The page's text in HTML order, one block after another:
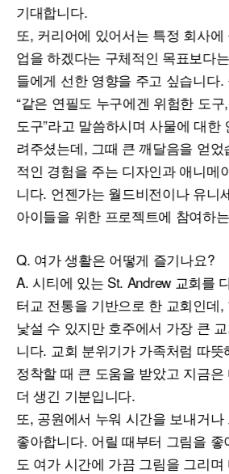
기대합니다.
또, 커리어에 있어서는 특정 회사
업을 하겠다는 구체적인 목표보다
들에게 선한 영향을 주고 싶습니다
“같은 연필도 누구에겐 위험한 도
도구”라고 말씀하시며 사물에 대한
려주셨는데, 그때 큰 깨달음을 얻
적인 경험을 주는 디자인과 애니메
니다. 언젠가는 월드비전이나 유니
아이들을 위한 프로젝트에 참여하
Q. 여가 생활은 어떻게 즐기나요?
A. 시티에 있는 St. Andrew 교회를
터교 전통을 기반으로 한 교회인데
낯설 수 있지만 호주에서 가장 큰
니다. 교회 분위기가 가족처럼 따
정착할 때 큰 도움을 받았고 지금
더 생긴 기분입니다.
또, 공원에서 누워 시간을 보내거
좋아합니다. 어릴 때부터 그림을
도 여가 시간에 가끔 그림을 그리